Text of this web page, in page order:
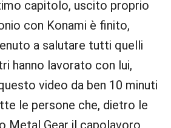
capitolo, uscito proprio
con Konami è finito,
a salutare tutti quelli
hanno lavorato con lui,
video da ben 10 minuti
le persone che, dietro le
Metal Gear il capolavoro